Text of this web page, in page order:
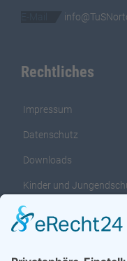
Rechtliches
Impressum
Datenschutz
Downloads
Kinder und
Interventionsleitfaden
Jungendschutzkonzept